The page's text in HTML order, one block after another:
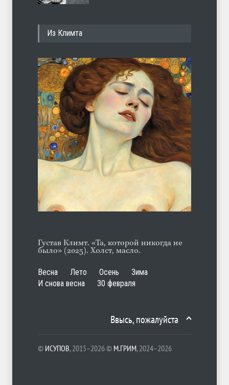
С теплотой
ЛЕТО 03.08.2026
Марципан (из Агнии Барто)
ЛЕТО 31.07.2026
Из Климта
Густав Климт. «Та, которой никогда не
было» (2025). Холст, масло.
Весна Лето Осень
Зима
И снова весна
30 февраля
Ввысь, пожалуйста
© ИСУПОВ, 2015–2026 © М.ГРИМ, 2024–2026